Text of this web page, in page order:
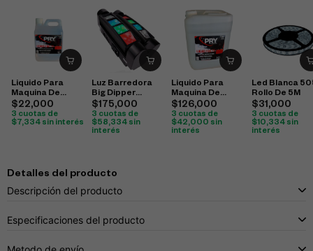
Liquido Para
Maquina De
Humo 1 Litro
$22,000
3 cuotas de
$ 7,334 sin interés
Luz Barredora
Big Dipper
Lm30A
$175,000
3 cuotas de
$58,334sin
interés
Liquido Para
Maquina De
Humo 10 Litros
$126,000
3 cuotas de
$42,000 sin
interés
Led Blanca
Rollo De 5M
$31,000
3 cuotas de
$10,334sin
interés
Detalles del producto
Descripción del producto
Especificaciones del producto